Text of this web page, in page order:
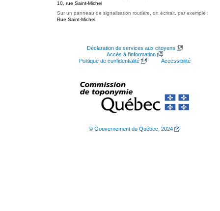
10, rue Saint-Michel
Sur un panneau de signalisation routière, on écrirait, par exemple :
Rue Saint-Michel
Déclaration de services aux citoyens
Accès à l’information
Politique de confidentialité
Accessibilité
© Gouvernement du Québec, 2024